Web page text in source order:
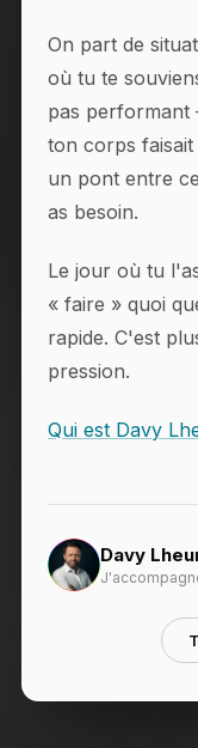
On part de
où tu te
pas
ton corps
un pont entre
as besoin.
Le jour où tu
« faire » quoi
rapide. C'est
pression.
Qui est Davy
Davy